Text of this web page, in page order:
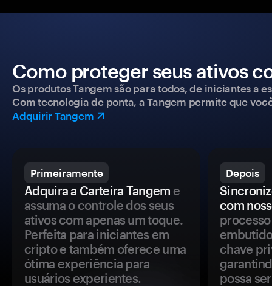
Como proteger seus ativos
Os produtos Tangem são para todos, de iniciantes a
Com tecnologia de ponta, a Tangem permite que
Adquirir Tangem
Primeiramente
Adquira a Carteira Tangem e
assuma o controle dos seus
ativos com apenas um toque.
Perfeita para iniciantes em
cripto e também oferece uma
ótima experiência para
usuários experientes.
Depois
com
chave
possa